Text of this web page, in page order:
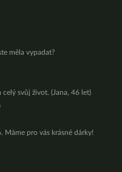
měla vypadat?
svůj život. (Jana, 46 let)
pro vás krásné dárky!